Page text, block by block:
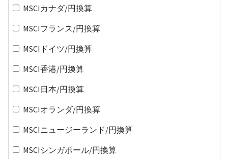
MSCIカナダ/円換算
MSCIフランス/円換算
MSCIドイツ/円換算
MSCI香港/円換算
MSCI日本/円換算
MSCIオランダ/円換算
MSCIニュージーランド/円換算
MSCIシンガポール/円換算